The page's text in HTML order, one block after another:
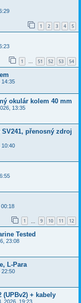
1 2 3 4 5
1 … 51 52 53 54
14:35
okulár kolem 40 mm
13:35
přenosný zdroj
10:40
1 9 10 11 12
Tested
23:08
L-Para
22:50
(UPBv2) + kabely
2026, 19:23